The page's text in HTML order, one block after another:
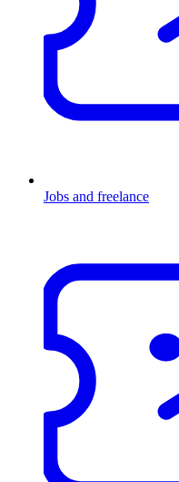
Jobs and freelance